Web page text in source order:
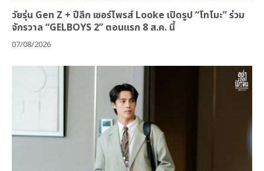
วัยรุ่น Gen Z + ปีลึก เซอร์ไพรส์ Looke เปิดรูป “โทโมะ” ร่วม
จักรวาล “GELBOYS 2” ตอนแรก 8 ส.ค. นี้
07/08/2026